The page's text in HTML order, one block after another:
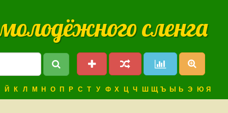
сленга
Й К Л М Н О П Р С Т У Ф Х Ц Ч Ш Щ Ъ Ы Ь Э Ю Я